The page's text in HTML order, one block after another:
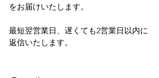
をお届けいたします。
最短翌営業日、遅くても2営業日以内に
返信いたします。